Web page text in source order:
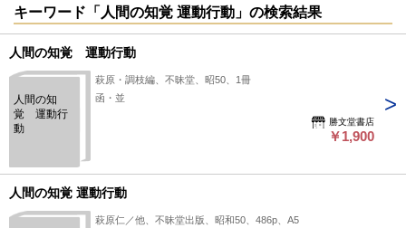
キーワード「人間の知覚 運動行動」の検索結果
人間の知覚 運動行動
人間の知
覚 運動行
動
萩原・調枝編、不昧堂、昭50、1冊
函・並
勝文堂書店
￥1,900
人間の知覚 運動行動
萩原仁／他、不昧堂出版、昭和50、486p、A5